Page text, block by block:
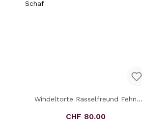
Windeltorte Rasselfreund Fehn
Regulärer Preis:
CHF 80.00